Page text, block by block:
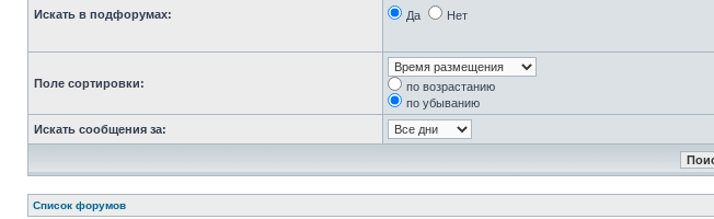
Искать в подфорумах: Да Нет
Поле сортировки:
по возрастанию
по убыванию
Искать сообщения за:
Список форумов